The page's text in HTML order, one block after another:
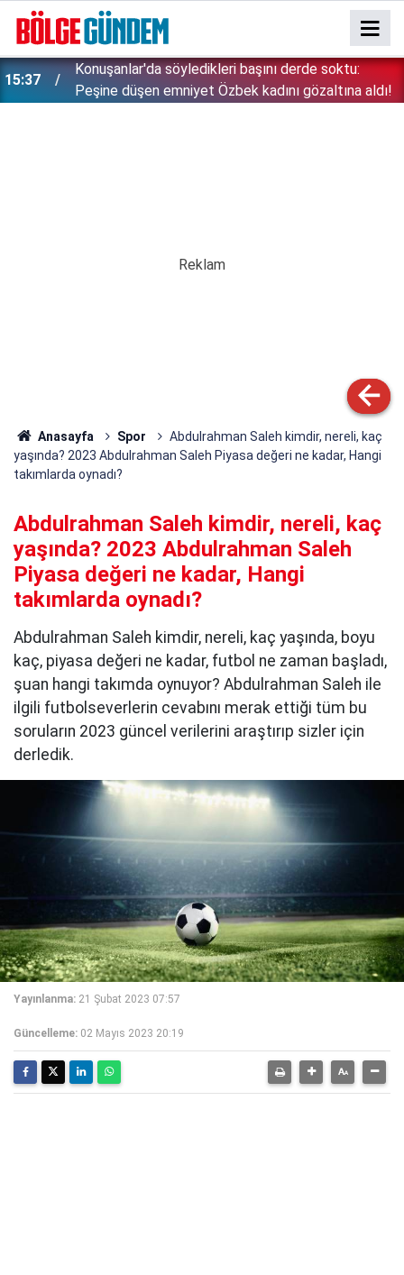
15:37
Konuşanlar'da söyledikleri başını derde soktu:
Peşine düşen emniyet Özbek kadını gözaltına aldı!
Anasayfa Spor
Abdulrahman Saleh kimdir, nereli, kaç
yaşında? 2023 Abdulrahman Saleh Piyasa değeri ne kadar, Hangi
takımlarda oynadı?
Abdulrahman Saleh kimdir, nereli, kaç
yaşında? 2023 Abdulrahman Saleh
Piyasa değeri ne kadar, Hangi
takımlarda oynadı?
Abdulrahman Saleh kimdir, nereli, kaç yaşında, boyu
kaç, piyasa değeri ne kadar, futbol ne zaman başladı,
şuan hangi takımda oynuyor? Abdulrahman Saleh ile
ilgili futbolseverlerin cevabını merak ettiği tüm bu
soruların 2023 güncel verilerini araştırıp sizler için
derledik.
Yayınlanma: 21 Şubat 2023 07:57
Güncelleme: 02 Mayıs 2023 20:19